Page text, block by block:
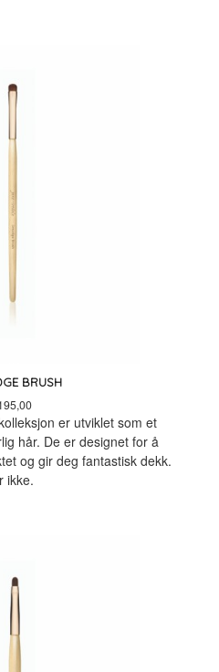
BRUSH
er utviklet som et
hår. De er designet for å
og gir deg fantastisk dekk.
ikke.